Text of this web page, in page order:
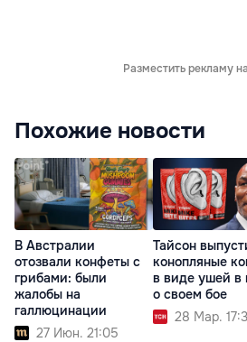
Разместить рекламу
Похожие новости
В Австралии
отозвали конфеты с
грибами: были
жалобы на
галлюцинации
27 Июн. 21:05
Тайсон
конопляные
в виде ушей в
о своем бое
28 Мар.